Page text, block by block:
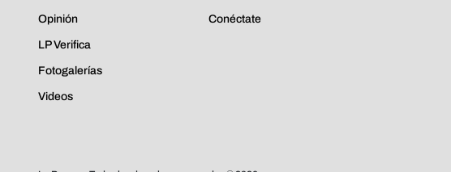
Opinión
LP Verifica
Fotogalerías
Videos
Conéctate